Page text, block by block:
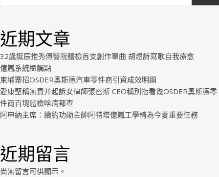
近期文章
32歲誕辰推秀傳醫院體檢首支創作單曲 胡煜詩寫歌自我療愈
億嵐系統櫃觸點
柬埔寨招OSDER奧斯德汽車零件商引資成效明顯
愛康堅稱無責并起訴女律師張密斯 CEO稱別指看幾OSDER奧斯德零
件商百塊體檢啥病都查
阿申納主席：續約功勛主帥阿特塔億嵐工學椅為今夏重要任務
近期留言
尚無留言可供顯示。
Royal.